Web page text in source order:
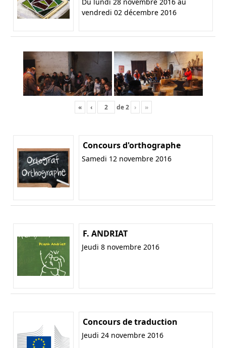
Du lundi 28 novembre 2016 au
vendredi 02 décembre 2016
« ‹ de2 › »
Concours d'orthographe
Samedi 12 novembre 2016
F. ANDRIAT
Jeudi 8 novembre 2016
Concours de traduction
Jeudi 24 novembre 2016